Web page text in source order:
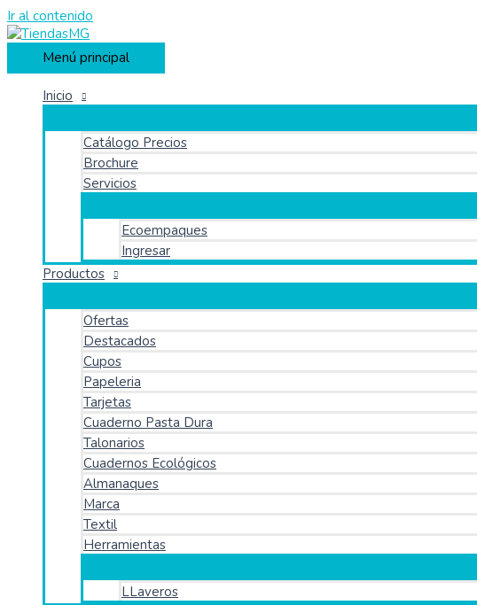
Ir al contenido
Menú principal
Inicio
Catálogo Precios
Brochure
Servicios
Ecoempaques
Ingresar
Productos
Ofertas
Destacados
Cupos
Papeleria
Tarjetas
Cuaderno Pasta Dura
Talonarios
Cuadernos Ecológicos
Almanaques
Marca
Textil
Herramientas
LLaveros